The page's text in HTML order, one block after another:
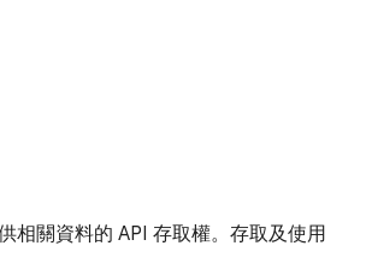
相關資料的 API 存取權。存取及使用